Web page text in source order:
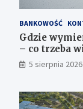
BANKOWOŚĆ
Gdzie
– co trzeba
5 sierpnia 2026